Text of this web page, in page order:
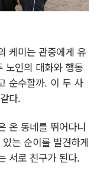
케미는 관중에게 유
노인의 대화와 행동
순수할까. 이 두 사
다.
온 동네를 뛰어다니
는 순이를 발견하게
서로 친구가 된다.